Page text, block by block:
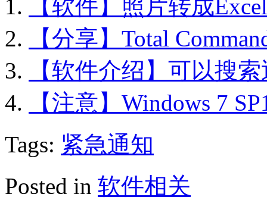
【软件】照片转成
【分享】Total
【软件介绍】可以搜
【注意】Windows 7
Tags: 紧急通知
Posted in 软件相关